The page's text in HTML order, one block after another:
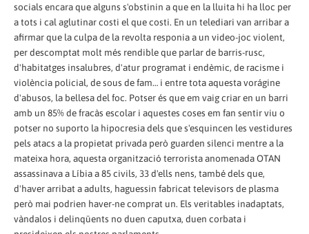
socials encara que alguns s'obstinin a que en la lluita hi ha lloc per
a tots i cal aglutinar costi el que costi. En un telediari van arribar a
afirmar que la culpa de la revolta responia a un video-joc violent,
per descomptat molt més rendible que parlar de barris-rusc,
d'habitatges insalubres, d'atur programat i endèmic, de racisme i
violència policial, de sous de fam… i entre tota aquesta vorágine
d'abusos, la bellesa del foc. Potser és que em vaig criar en un barri
amb un 85% de fracàs escolar i aquestes coses em fan sentir viu o
potser no suporto la hipocresia dels que s'esquincen les vestidures
pels atacs a la propietat privada però guarden silenci mentre a la
mateixa hora, aquesta organització terrorista anomenada OTAN
assassinava a Líbia a 85 civils, 33 d'ells nens, també dels que,
d'haver arribat a adults, haguessin fabricat televisors de plasma
però mai podrien haver-ne comprat un. Els veritables inadaptats,
vàndalos i delinqüents no duen caputxa, duen corbata i